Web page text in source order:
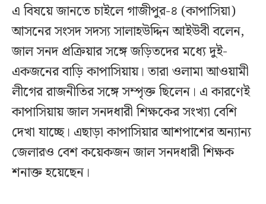
এ বিষয়ে জানতে চাইলে গাজীপুর-৪ (কাপাসিয়া)
আসনের সংসদ সদস্য সালাহউদ্দিন আইউবী বলেন,
জাল সনদ প্রক্রিয়ার সঙ্গে জড়িতদের মধ্যে দুই-
একজনের বাড়ি কাপাসিয়ায়। তারা ওলামা আওয়ামী
লীগের রাজনীতির সঙ্গে সম্পৃক্ত ছিলেন। এ কারণেই
কাপাসিয়ায় জাল সনদধারী শিক্ষকের সংখ্যা বেশি
দেখা যাচ্ছে। এছাড়া কাপাসিয়ার আশপাশের অন্যান্য
জেলারও বেশ কয়েকজন জাল সনদধারী শিক্ষক
শনাক্ত হয়েছেন।